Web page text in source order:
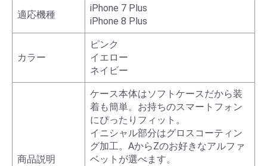
適応機種
iPhone 7 Plus
iPhone 8 Plus
カラー
ピンク
イエロー
ネイビー
商品説明
ケース本体はソフトケースだから装
着も簡単。お持ちのスマートフォン
にぴったりフィット。
イニシャル部分はグロスコーティン
グ加工。AからZのお好きなアルファ
ベットが選べます。